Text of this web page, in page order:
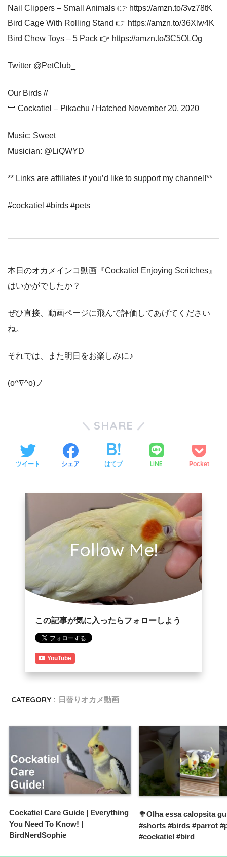
Nail Clippers – Small Animals 👉 https://amzn.to/3vz78tK
Bird Cage With Rolling Stand 👉 https://amzn.to/36Xlw4K
Bird Chew Toys – 5 Pack 👉 https://amzn.to/3C5OLOg
Twitter @PetClub_
Our Birds //
💛 Cockatiel – Pikachu / Hatched November 20, 2020
Music: Sweet
Musician: @LiQWYD
** Links are affiliates if you’d like to support my channel!**
#cockatiel #birds #pets
本日のオカメインコ動画『Cockatiel Enjoying Scritches』
はいかがでしたか？
ぜひ直接、動画ページに飛んで評価してあげてください
ね。
それでは、また明日をお楽しみに♪
(o^∇^o)ノ
SHARE
ツイート シェア はてブ LINE Pocket
Follow Me!
この記事が気に入ったらフォローしよう
YouTube
CATEGORY : 日替りオカメ動画
Cockatiel Care Guide | Everything
You Need To Know! |
BirdNerdSophie
🥦Olha essa calopsita
#shorts #birds #parrot
#cockatiel #bird